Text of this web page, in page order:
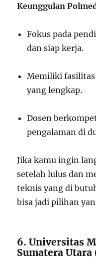
Keunggulan
Fokus pada
dan siap kerja.
Memiliki
yang lengkap.
Dosen
pengalaman di
Jika kamu ingin
setelah lulus dan
teknis yang di
bisa jadi pilihan
6. Universitas
Sumatera Utara